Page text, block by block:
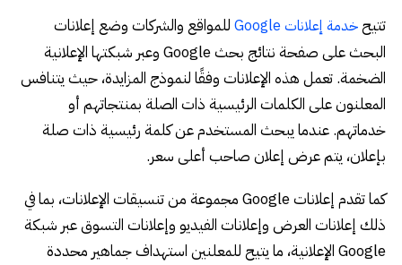
تتيحخدمة إعلانات Google
للمواقع والشركات وضع إعلانات
البحث على صفحة نتائج بحث Google وعبر شبكتها الإعلانية
الضخمة. تعمل هذه الإعلانات وفقًا لنموذج المزايدة، حيث يتنافس
المعلنون على الكلمات الرئيسية ذات الصلة بمنتجاتهم أو
خدماتهم. عندما يبحث المستخدم عن كلمة رئيسية ذات صلة
بإعلان، يتم عرض إعلان صاحب أعلى سعر.
كما تقدم إعلانات Google مجموعة من تنسيقات الإعلانات، بما في
ذلك إعلانات العرض وإعلانات الفيديو وإعلانات التسوق عبر شبكة
Google الإعلانية، ما يتيح للمعلنين استهداف جماهير محددة